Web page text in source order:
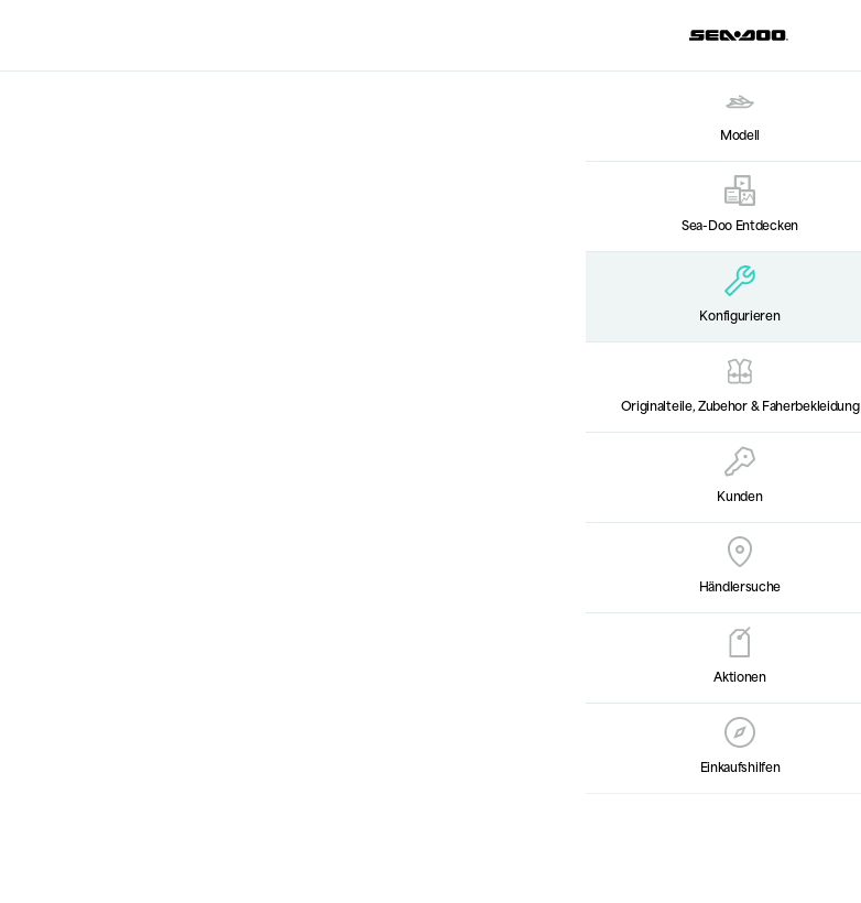
Modell
Sea-Doo Entdecken
Konfigurieren
Originalteile, Zubehor & Faherbekleidung
Kunden
Händlersuche
Aktionen
Einkaufshilfen